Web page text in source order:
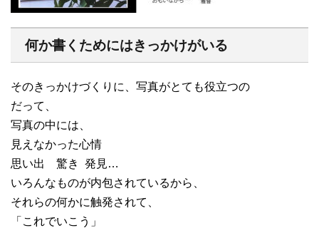
何か書くためにはきっかけがいる
そのきっかけづくりに、写真がとても役立つの
だって、
写真の中には、
見えなかった心情
思い出 驚き 発見…
いろんなものが内包されているから、
それらの何かに触発されて、
「これでいこう」